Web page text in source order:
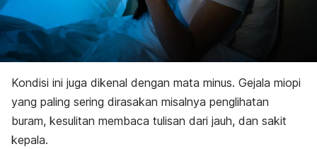
Kondisi ini juga dikenal dengan mata minus. Gejala miopi
yang paling sering dirasakan misalnya penglihatan
buram, kesulitan membaca tulisan dari jauh, dan sakit
kepala.